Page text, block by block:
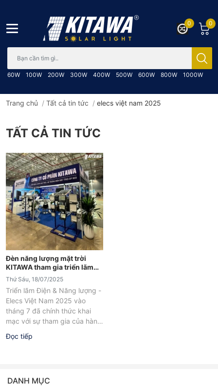
60W 100W 200W 300W 400W 500W 600W 800W 1000W
0
0
Trang chủ / Tất cả tin tức / elecs việt nam 2025
TẤT CẢ TIN TỨC
Đèn năng lượng mặt trời
KITAWA tham gia triển lãm
Elecs Việt Nam 2025
Thứ Sáu, 18/07/2025
Triển lãm Điện & Năng lượng -
Elecs Việt Nam 2025 vào
tháng 7 đã chính thức khai
mạc với sự tham gia của hàng
Đọc tiếp
DANH MỤC